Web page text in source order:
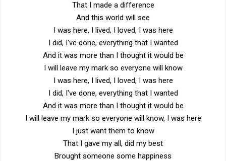
That I made a difference
And this world will see
I was here, I lived, I loved, I was here
I did, I've done, everything that I wanted
And it was more than I thought it would be
I will leave my mark so everyone will know
I was here, I lived, I loved, I was here
I did, I've done, everything that I wanted
And it was more than I thought it would be
I will leave my mark so everyone will know, I was here
I just want them to know
That I gave my all, did my best
Brought someone some happiness